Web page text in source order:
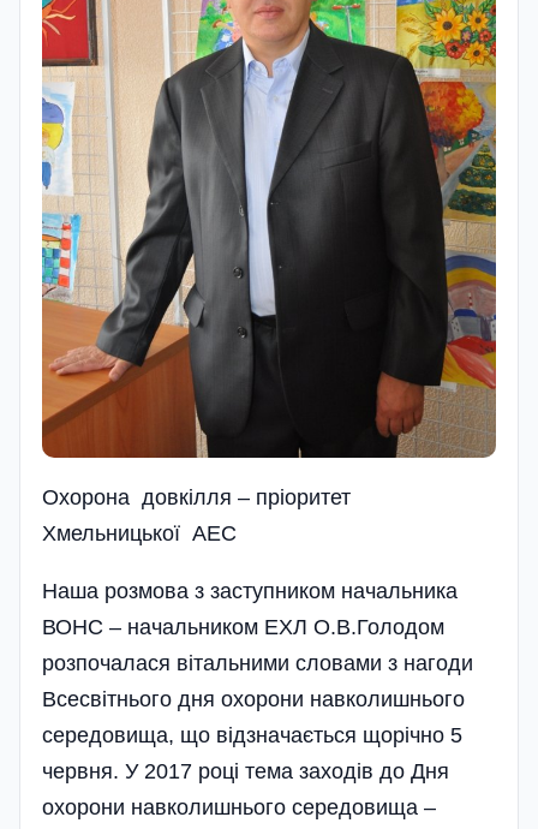
Охорона довкілля – пріоритет
Хмельницької АЕС
Наша розмова з заступником начальника
ВОНС – начальником ЕХЛ О.В.Голодом
розпочалася вітальними словами з нагоди
Всесвітнього дня охорони навколишнього
се­редовища, що відзначається щорічно 5
червня. У 2017 році тема заходів до Дня
охорони навколишнього середовища –